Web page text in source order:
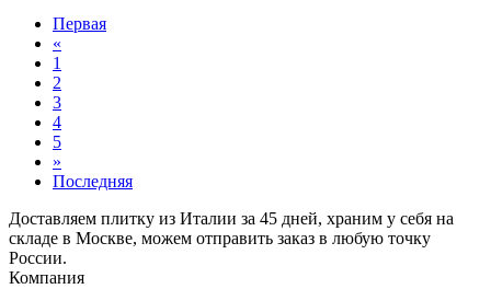
Первая
«
1
2
3
4
5
»
Последняя
Доставляем плитку из Италии за 45 дней, храним у себя на
складе в Москве, можем отправить заказ в любую точку
России.
Компания